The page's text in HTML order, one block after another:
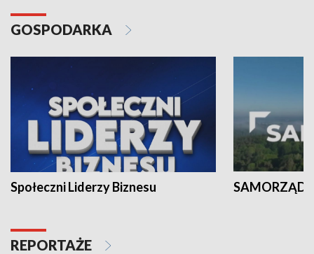
GOSPODARKA
Społeczni Liderzy Biznesu SAMORZĄD
REPORTAŻE